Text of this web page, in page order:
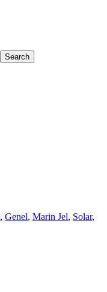
, Genel, Marin Jel, Solar,